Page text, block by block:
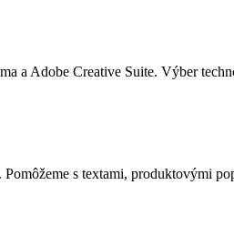
a Adobe Creative Suite. Výber
s textami, produktovými